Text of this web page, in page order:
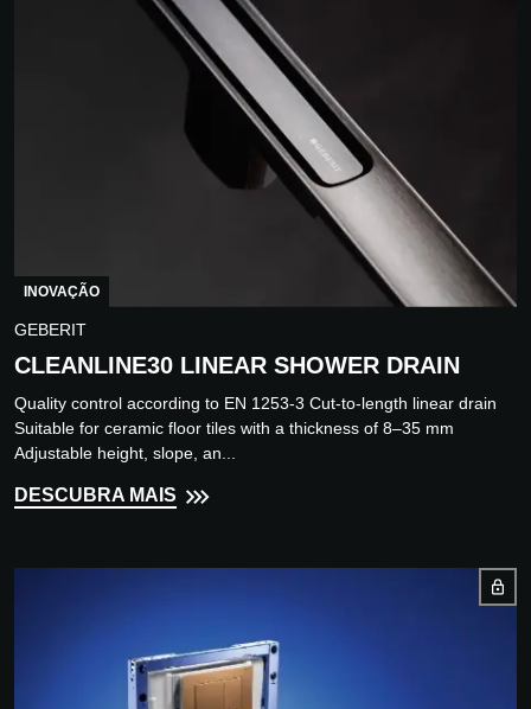
INOVAÇÃO
GEBERIT
CLEANLINE30 LINEAR SHOWER DRAIN
Quality control according to EN 1253-3 Cut-to-length linear drain
Suitable for ceramic floor tiles with a thickness of 8–35 mm
Adjustable height, slope, an...
DESCUBRA MAIS